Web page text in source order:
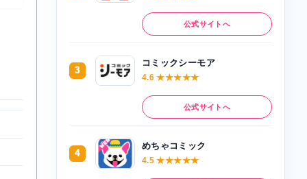
公式サイトへ
3
コミックシーモア
4.6 ★★★★★
公式サイトへ
4
めちゃコミック
4.5 ★★★★★